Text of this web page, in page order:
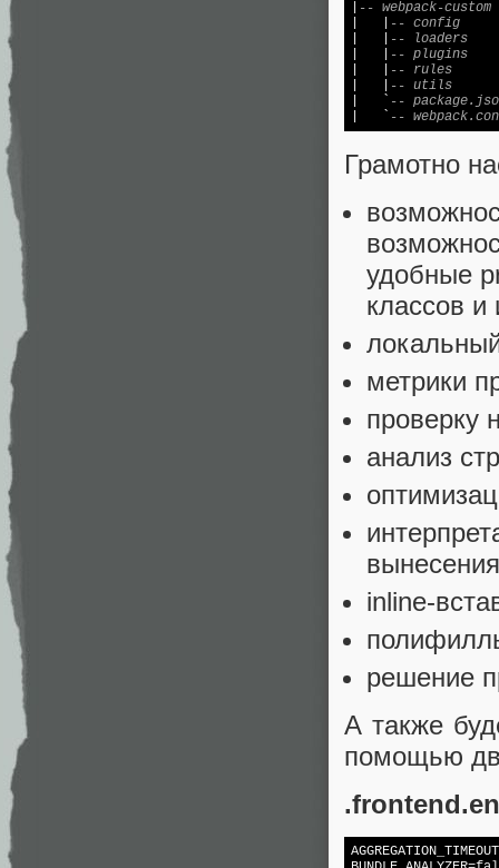
-- webpack-custom
-- config
-- loaders
-- plugins
-- rules
-- utils
--
--
Грамотно
удобные
классов и
метрики
проверку
анализ
inline-
решение
А также
помощью
AGGREGATION_TIMEOUT